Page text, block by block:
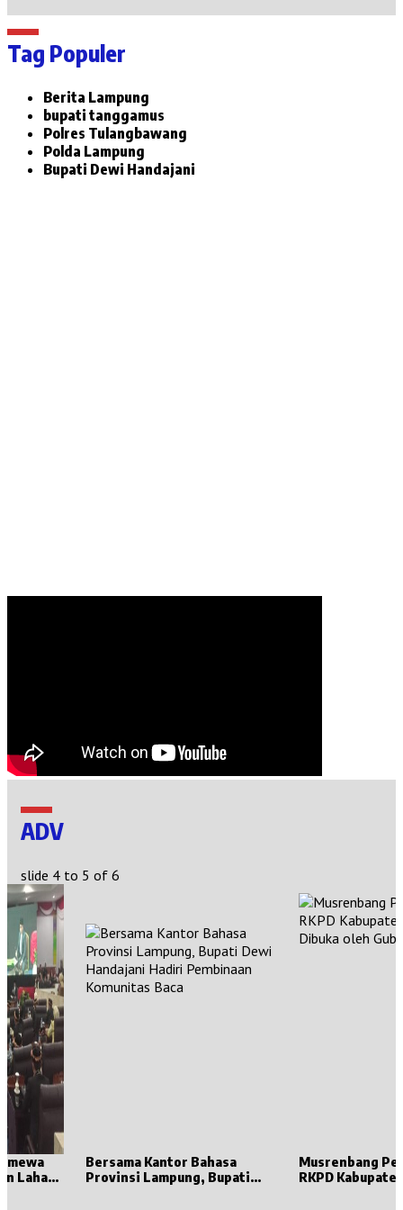
Tag Populer
Berita Lampung
bupati tanggamus
Polres Tulangbawang
Polda Lampung
Bupati Dewi Handajani
ADV
slide 4 to 5 of 6
Lahat
Bersama Kantor Bahasa
Provinsi Lampung, Bupati
Musrenbang
RKPD